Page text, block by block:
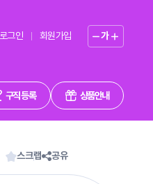
로그인 회원가입 가
구직 등록 상품안내
스크랩 공유